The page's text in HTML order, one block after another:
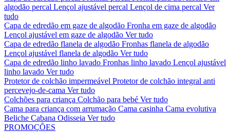
algodão percal Lençol ajustável percal Lençol de cima percal Ver
tudo
Capa de edredão em gaze de algodão Fronha em gaze de algodão
Lençol ajustável em gaze de algodão Ver tudo
Capa de edredão flanela de algodão Fronhas flanela de algodão
Lençol ajustável flanela de algodão Ver tudo
Capa de edredão linho lavado Fronhas linho lavado Lençol ajustável
linho lavado Ver tudo
Protetor de colchão impermeável Protetor de colchão integral anti
percevejo-de-cama Ver tudo
Colchões para criança Colchão para bebé Ver tudo
Cama para criança com arrumação Cama casinha Cama evolutiva
Beliche Cabana Odisseia Ver tudo
PROMOÇÕES